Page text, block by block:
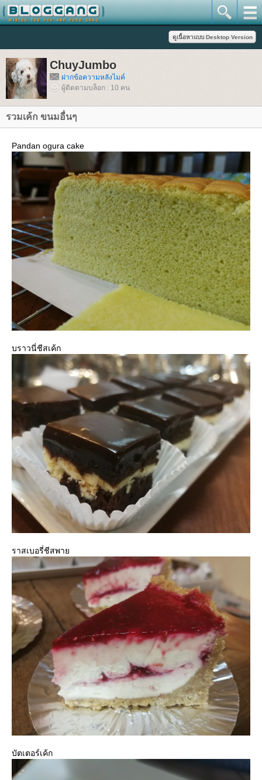
ChuyJumbo
ฝากข้อความหลังไมค์
ผู้ติดตามบล็อก : 10 คน
รวมเค้ก ขนมอื่นๆ
Pandan ogura cake
บราวนี่ชีสเค้ก
ราสเบอรี่ชีสพา
บัตเตอร์เค้ก